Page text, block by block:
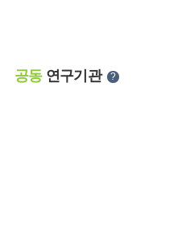
공동연구기관 ?